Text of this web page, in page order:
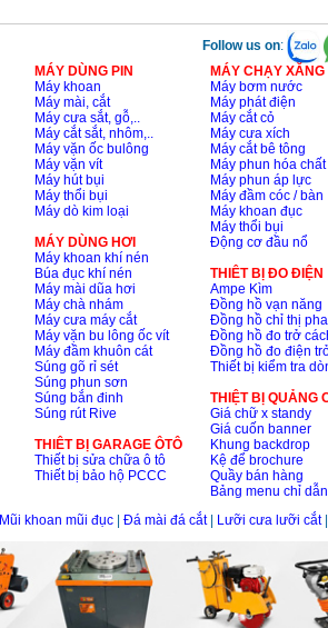
Follow us on:
MÁY DÙNG PIN
Máy khoan
Máy mài, cắt
Máy cưa sắt, gỗ,..
Máy cắt sắt, nhôm,..
Máy vặn ốc bulông
Máy vặn vít
Máy hút bụi
Máy thổi bụi
Máy dò kim loại
MÁY DÙNG HƠI
Máy khoan khí nén
Búa đục khí nén
Máy mài dũa hơi
Máy chà nhám
Máy cưa máy cắt
Máy vặn bu lông ốc vít
Máy đầm khuôn cát
Súng gõ rỉ sét
Súng phun sơn
Súng bắn đinh
Súng rút Rive
THIÊT BỊ GARAGE ÔTÔ
Thiết bị sửa chữa ô tô
Thiết bị bảo hộ PCCC
MÁY CHẠY
Máy bơm nước
Máy phát điện
Máy cắt cỏ
Máy cưa xích
Máy cắt bê tông
Máy phun hóa chất
Máy phun áp lực
Máy đầm cóc / bàn
Máy khoan đục
Máy thổi bụi
Động cơ đầu nổ
THIÊT BỊ ĐO ĐIỆN
Ampe Kìm
Đồng hồ vạn năng
Đồng hồ chỉ thị pha
Đồng hồ đo trở
Đồng hồ đo điện
Thiết bị kiểm tra
THIỆT BỊ QUẢNG
Giá chữ x standy
Giá cuốn banner
Khung backdrop
Kệ để brochure
Quầy bán hàng
Bảng menu chỉ dẫn
Mũi khoan mũi đục Đá mài đá cắt| Lưỡi cưa lưỡi cắt